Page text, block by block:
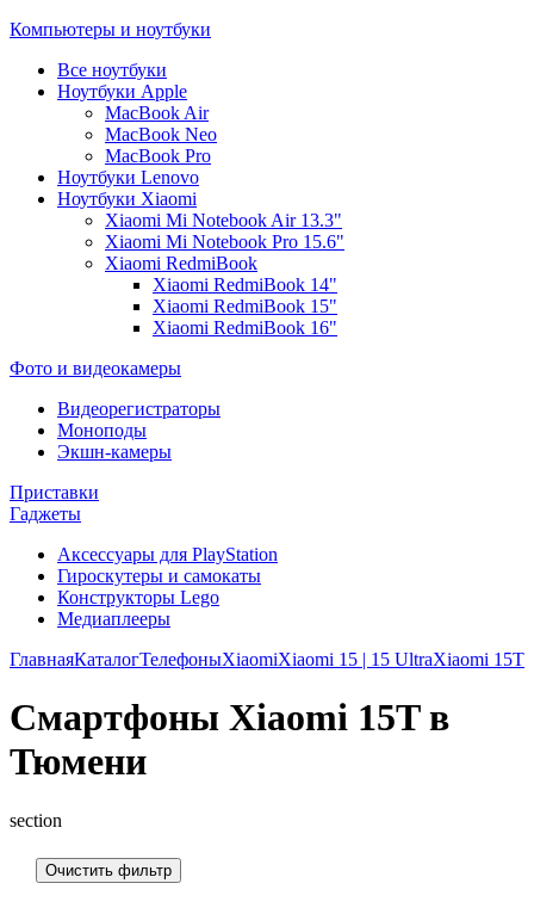
Компьютеры и ноутбуки
Все ноутбуки
Ноутбуки Apple
MacBook Air
MacBook Neo
MacBook Pro
Ноутбуки Lenovo
Ноутбуки Xiaomi
Xiaomi Mi Notebook Air 13.3"
Xiaomi Mi Notebook Pro 15.6"
Xiaomi RedmiBook
Xiaomi RedmiBook 14"
Xiaomi RedmiBook 15"
Xiaomi RedmiBook 16"
Фото и видеокамеры
Видеорегистраторы
Моноподы
Экшн-камеры
Приставки
Гаджеты
Аксессуары для PlayStation
Гироскутеры и самокаты
Конструкторы Lego
Медиаплееры
ГлавнаяКаталогТелефоныXiaomiXiaomi 15 | 15 UltraXiaomi 15T
Смартфоны Xiaomi 15T в
Тюмени
section
Очистить фильтр